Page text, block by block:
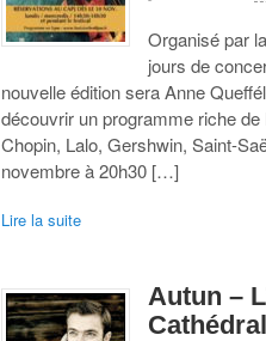
Organisé par
jours de
nouvelle édition sera Anne
découvrir un programme riche
Chopin, Lalo, Gershwin, Saint-
novembre à 20h30 […]
Lire la suite
Autun –